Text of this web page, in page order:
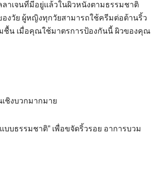
ลาเจนที่มีอยู่แล้วในผิวหนังตามธรรมชาติ
งวัย ผู้หญิงทุกวัยสามารถใช้ครีมต่อต้านริ้ว
มชื้น เมื่อคุณใช้มาตรการป้องกันนี้ ผิวของคุณ
ชิงบวกมากมาย
บธรรมชาติ” เพื่อขจัดริ้วรอย อาการบวม